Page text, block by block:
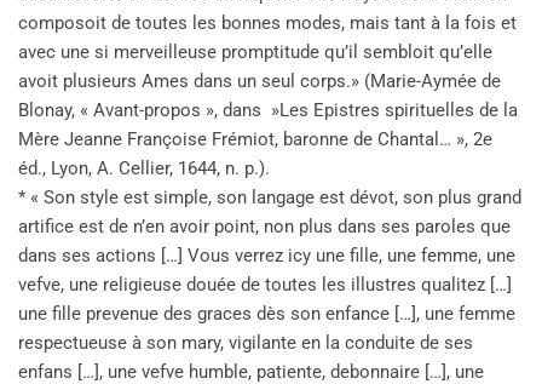
composoit de toutes les bonnes modes, mais tant à la fois et
avec une si merveilleuse promptitude qu’il sembloit qu’elle
avoit plusieurs Ames dans un seul corps.» (Marie-Aymée de
Blonay, « Avant-propos », dans »Les Epistres spirituelles de la
Mère Jeanne Françoise Frémiot, baronne de Chantal… », 2e
éd., Lyon, A. Cellier, 1644, n. p.).
* « Son style est simple, son langage est dévot, son plus grand
artifice est de n’en avoir point, non plus dans ses paroles que
dans ses actions […] Vous verrez icy une fille, une femme, une
vefve, une religieuse douée de toutes les illustres qualitez […]
une fille prevenue des graces dès son enfance […], une femme
respectueuse à son mary, vigilante en la conduite de ses
enfans […], une vefve humble, patiente, debonnaire […], une